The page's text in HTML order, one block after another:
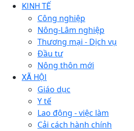
KINH TẾ
Công nghiệp
Nông-Lâm nghiệp
Thương mại - Dịch vụ
Đầu tư
Nông thôn mới
XÃ HỘI
Giáo dục
Y tế
Lao động - việc làm
Cải cách hành chính